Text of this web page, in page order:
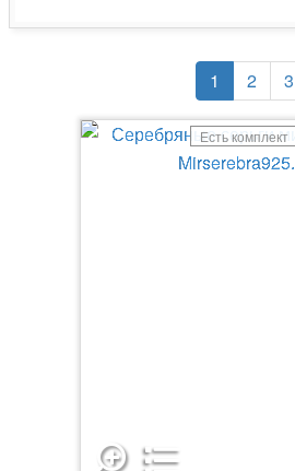
1 2 3
Есть комплект